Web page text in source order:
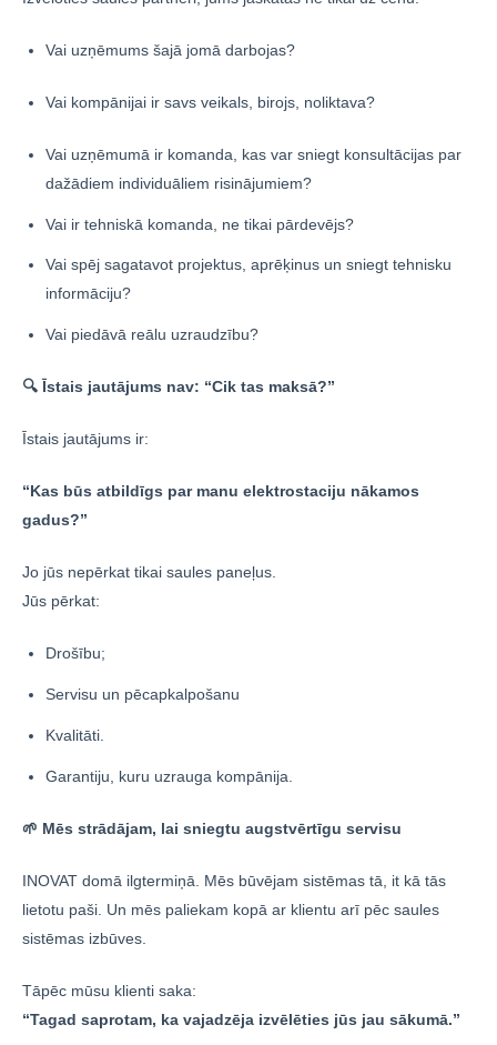
Vai uzņēmums šajā jomā darbojas?
Vai kompānijai ir savs veikals, birojs, noliktava?
Vai uzņēmumā ir komanda, kas var sniegt konsultācijas par
dažādiem individuāliem risinājumiem?
Vai ir tehniskā komanda, ne tikai pārdevējs?
Vai spēj sagatavot projektus, aprēķinus un sniegt tehnisku
informāciju?
Vai piedāvā reālu uzraudzību?
🔍 Īstais jautājums nav: “Cik tas maksā?”
Īstais jautājums ir:
“Kas būs atbildīgs par manu elektrostaciju nākamos
gadus?”
Jo jūs nepērkat tikai saules paneļus.
Jūs pērkat:
Drošību;
Servisu un pēcapkalpošanu
Kvalitāti.
Garantiju, kuru uzrauga kompānija.
🌱 Mēs strādājam, lai sniegtu augstvērtīgu servisu
INOVAT domā ilgtermiņā. Mēs būvējam sistēmas tā, it kā tās
lietotu paši. Un mēs paliekam kopā ar klientu arī pēc saules
sistēmas izbūves.
Tāpēc mūsu klienti saka:
“Tagad saprotam, ka vajadzēja izvēlēties jūs jau sākumā.”